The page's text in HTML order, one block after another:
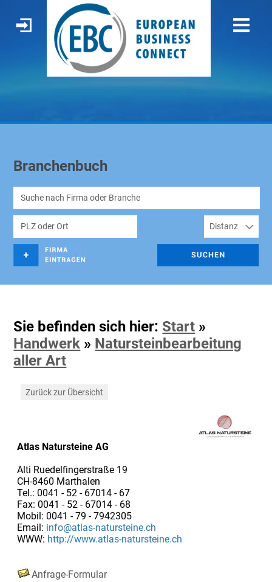
Branchenbuch
Sie befinden sich hier: Start »
Handwerk » Natursteinbearbeitung
aller Art
Zurück zur Übersicht
Atlas Natursteine AG
Alti Ruedelfingerstraße 19
CH-8460 Marthalen
Tel.: 0041 - 52 - 67014 - 67
Fax: 0041 - 52 - 67014 - 68
Mobil: 0041 - 79 - 7942305
Email: info@atlas-natursteine.ch
WWW: http://www.atlas-natursteine.ch
Anfrage-Formular